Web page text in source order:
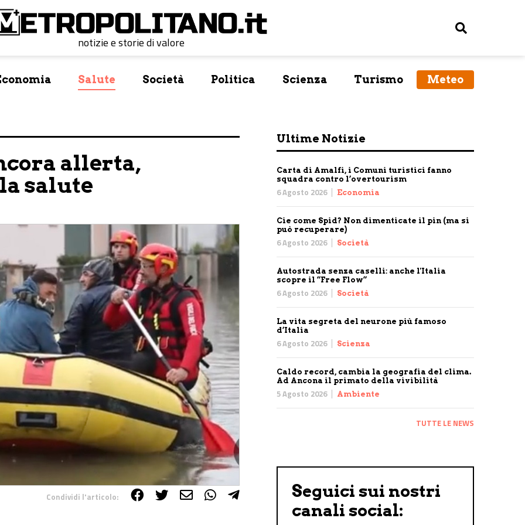
notizie e storie di valore
Salute Società Politica Scienza Turismo Meteo
allerta,
salute
Condividi l'articolo:
Ultime Notizie
Carta di Amalfi, i Comuni turistici fanno
squadra contro l’overtourism
6 Agosto 2026 Economia
Cie come Spid? Non dimenticate il pin (ma si
può recuperare)
6 Agosto 2026 Società
Autostrada senza caselli: anche l'Italia
scopre il “Free Flow”
6 Agosto 2026 Società
La vita segreta del neurone più famoso
d’Italia
6 Agosto 2026 Scienza
Caldo record, cambia la geografia del clima.
Ad Ancona il primato della vivibilità
5 Agosto 2026 Ambiente
TUTTE LE NEWS
Seguici sui nostri
canali social: